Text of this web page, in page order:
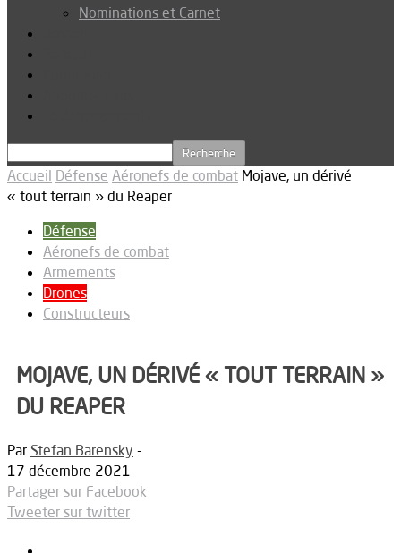
Nominations et Carnet
Accueil Défense Aéronefs de combat Mojave, un dérivé
« tout terrain » du Reaper
Défense
Aéronefs de combat
Armements
Drones
Constructeurs
MOJAVE, UN DÉRIVÉ « TOUT TERRAIN »
DU REAPER
Par Stefan Barensky -
17 décembre 2021
Partager sur Facebook
Tweeter sur twitter